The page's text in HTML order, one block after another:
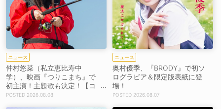
ニュース
仲村悠菜（私立恵比寿中
学）、映画『つりこまち』で
初主演！主題歌も決定！【コ
メントあり】
2026.08.08
ニュース
奥村優季、『BRODY』で初ソ
ログラビア＆限定版表紙に登
場！
2026.08.07